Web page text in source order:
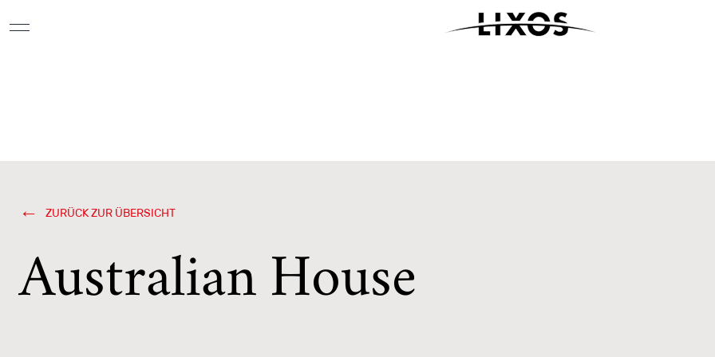
exklusiven und mobilen Lebensraum
ZURÜCK ZUR ÜBERSICHT
Australian House